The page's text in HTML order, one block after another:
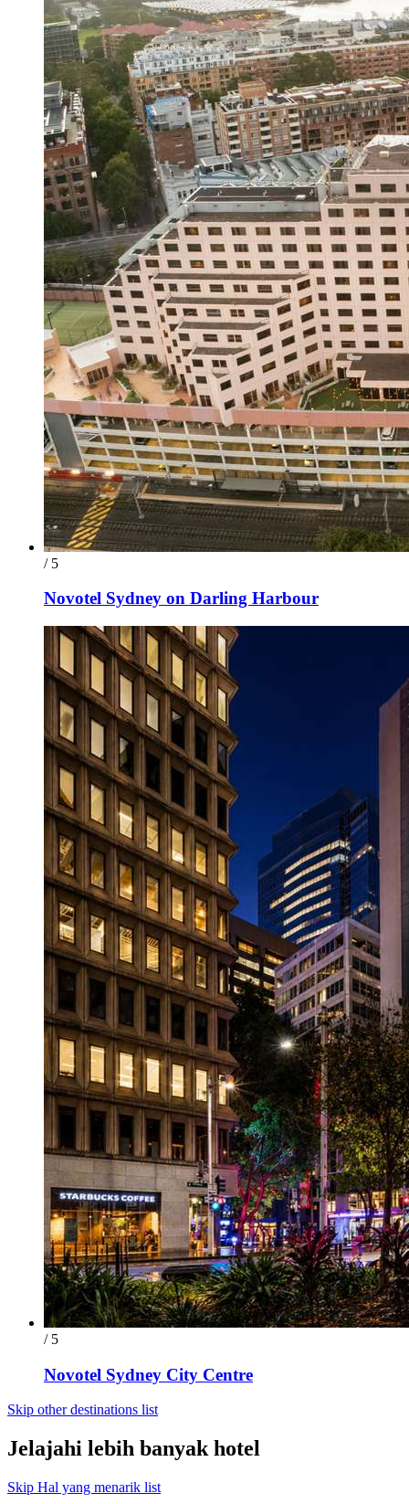
/ 5
Novotel Sydney on Darling Harbour
/ 5
Novotel Sydney City Centre
Skip other destinations list
Jelajahi lebih banyak hotel
Skip Hal yang menarik list